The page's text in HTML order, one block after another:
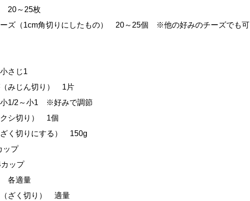
20～25枚
ーズ（1cm角切りにしたもの） 20～25個 ※他の好みのチーズでも可
さじ1
みじん切り） 1片
1/2～小1 ※好みで調節
クシ切り） 1個
ざく切りにする） 150g
ップ
ップ
各適量
（ざく切り） 適量